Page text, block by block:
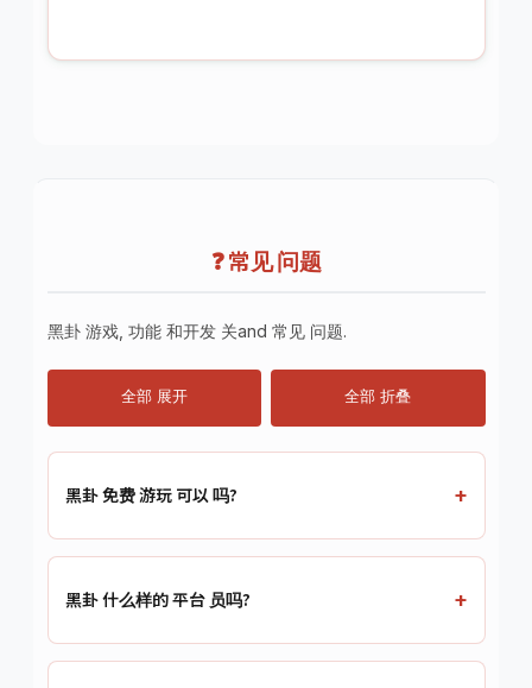
❓ 常见 问题
黑卦 游戏, 功能 和开发 关and 常见 问题.
全部 展开 全部 折叠
黑卦 免费 游玩 可以 吗?
黑卦 什么样的 平台 员吗?